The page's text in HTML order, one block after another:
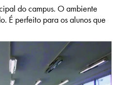
do campus. O ambiente
É perfeito para os alunos que